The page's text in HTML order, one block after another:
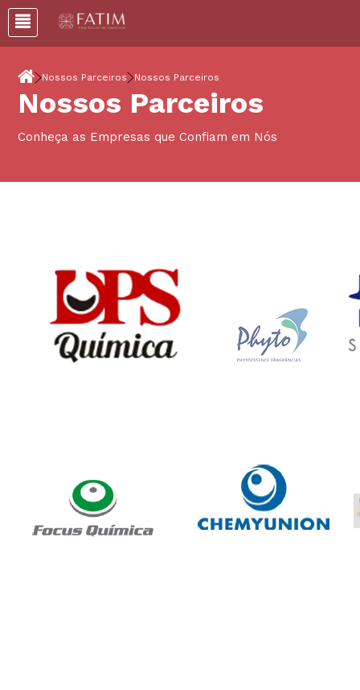
Nossos Parceiros Nossos Parceiros
Nossos Parceiros
Conheça as Empresas que Confiam em Nós